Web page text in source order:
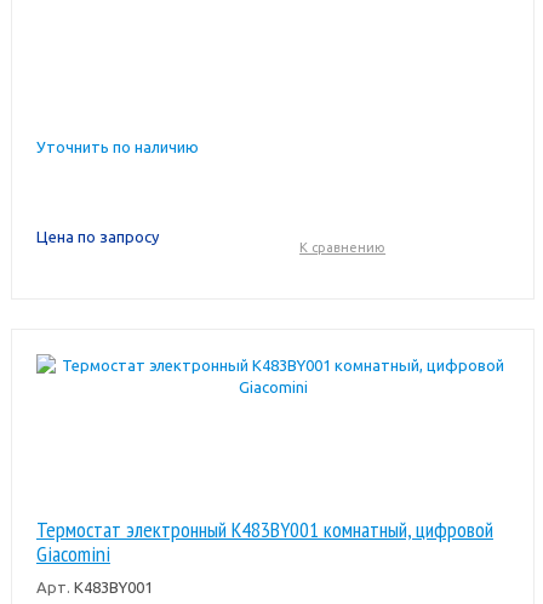
Уточнить по наличию
Цена по запросу
К сравнению
Термостат электронный K483BY001 комнатный, цифровой
Giacomini
Арт. K483BY001